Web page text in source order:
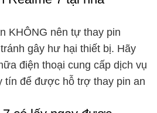
KHÔNG nên tự thay pin
gây hư hại thiết bị. Hãy
điện thoại cung cấp dịch vụ
tín để được hỗ trợ thay pin an